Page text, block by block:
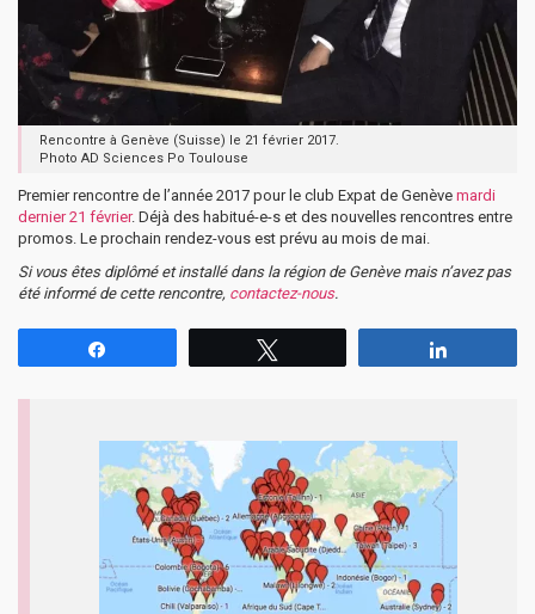
Rencontre à Genève (Suisse) le 21 février 2017.
Photo AD Sciences Po Toulouse
Premier rencontre de l’année 2017 pour le club Expat de Genève mardi
dernier 21 février. Déjà des habitué-e-s et des nouvelles rencontres entre
promos. Le prochain rendez-vous est prévu au mois de mai.
Si vous êtes diplômé et installé dans la région de Genève mais n’avez pas
été informé de cette rencontre, contactez-nous.